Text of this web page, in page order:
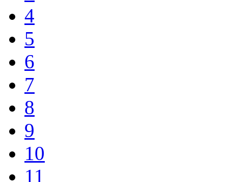
4
5
6
7
8
9
10
11